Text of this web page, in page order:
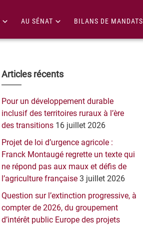
AU SÉNAT BILANS DE MANDATS
Barre
latérale
principale
Articles récents
Pour un développement durable
inclusif des territoires ruraux à l’ère
des transitions 16 juillet 2026
Projet de loi d’urgence agricole :
Franck Montaugé regrette un texte qui
ne répond pas aux maux et défis de
l’agriculture française 3 juillet 2026
Question sur l’extinction progressive, à
compter de 2026, du groupement
d’intérêt public Europe des projets